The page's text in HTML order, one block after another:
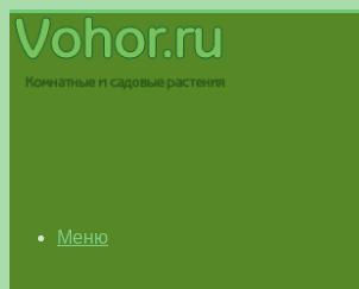
Меню